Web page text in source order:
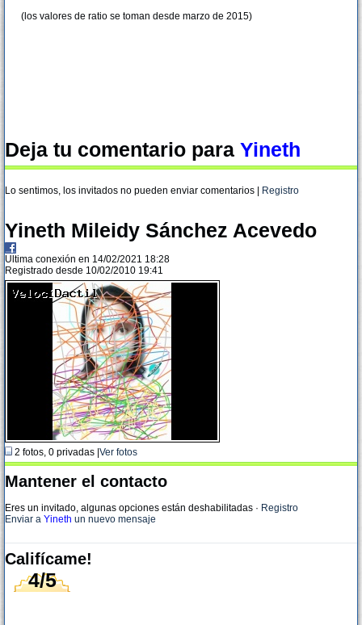
(los valores de ratio se toman desde marzo de 2015)
Deja tu comentario para Yineth
Lo sentimos, los invitados no pueden enviar comentarios | Registro
Yineth Mileidy Sánchez Acevedo
Ultima conexión en 14/02/2021 18:28
Registrado desde 10/02/2010 19:41
2 fotos, 0 privadas | Ver fotos
Mantener el contacto
Eres un invitado, algunas opciones están deshabilitadas · Registro
Enviar a Yineth un nuevo mensaje
Califícame!
4/5